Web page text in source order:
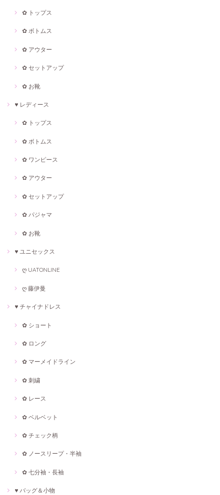
✿ トップス
✿ ボトムス
✿ アウター
✿ セットアップ
✿ お靴
♥ レディース
✿ トップス
✿ ボトムス
✿ ワンピース
✿ アウター
✿ セットアップ
✿ パジャマ
✿ お靴
♥ ユニセックス
ღ UATONLINE
ღ 藤伊曼
♥ チャイナドレス
✿ ショート
✿ ロング
✿ マーメイドライン
✿ 刺繍
✿ レース
✿ ベルベット
✿ チェック柄
✿ ノースリープ・半袖
✿ 七分袖・長袖
♥ バッグ＆小物